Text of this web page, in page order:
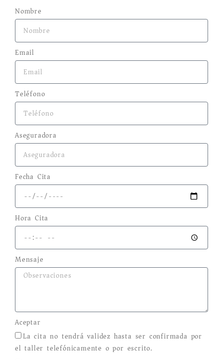
Nombre
Email
Teléfono
Aseguradora
Fecha Cita
Hora Cita
Mensaje
Aceptar
La cita no tendrá validez hasta ser confirmada por
el taller telefónicamente o por escrito.